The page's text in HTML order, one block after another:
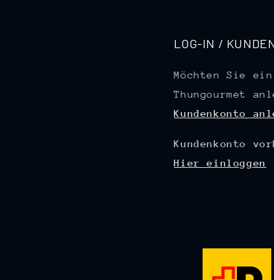
LOG-IN /
Möchten Sie
Thungourmet
Kundenkonto
Kundenkonto
Hier einloggen